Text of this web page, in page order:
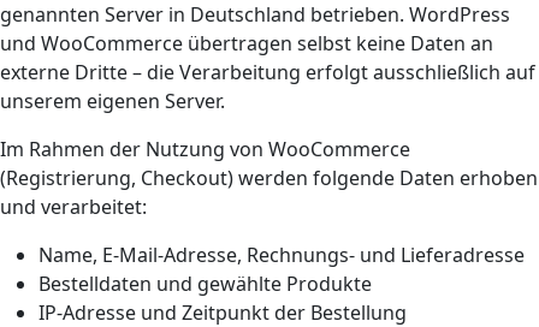
genannten Server in Deutschland betrieben. WordPress
und WooCommerce übertragen selbst keine Daten an
externe Dritte – die Verarbeitung erfolgt ausschließlich auf
unserem eigenen Server.
Im Rahmen der Nutzung von WooCommerce
(Registrierung, Checkout) werden folgende Daten erhoben
und verarbeitet:
Name, E-Mail-Adresse, Rechnungs- und Lieferadresse
Bestelldaten und gewählte Produkte
IP-Adresse und Zeitpunkt der Bestellung